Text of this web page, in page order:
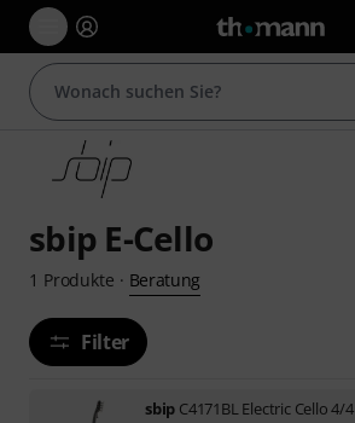
sbip E-Cello
1 Produkte · Beratung
Filter
sbip C4171BL Electric Cello 4/4